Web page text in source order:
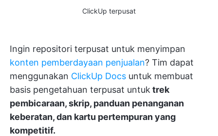
ClickUp terpusat
Ingin repositori terpusat untuk menyimpan
konten pemberdayaan penjualan? Tim dapat
menggunakan ClickUp Docs untuk membuat
basis pengetahuan terpusat untuk trek
pembicaraan, skrip, panduan penanganan
keberatan, dan kartu pertempuran yang
kompetitif.